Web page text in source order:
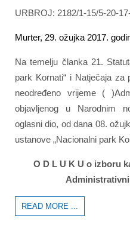
URBROJ: 2182/1-15/5-20-
Murter, 29. ožujka 2017.
Na temelju članka 21.
park Kornati“ i Natječaja za
neodređeno vrijeme (
objavljenog u Narodnim
oglasni dio, od dana 08.
ustanove „Nacionalni park
O D L U K U o izboru
READ MORE ...